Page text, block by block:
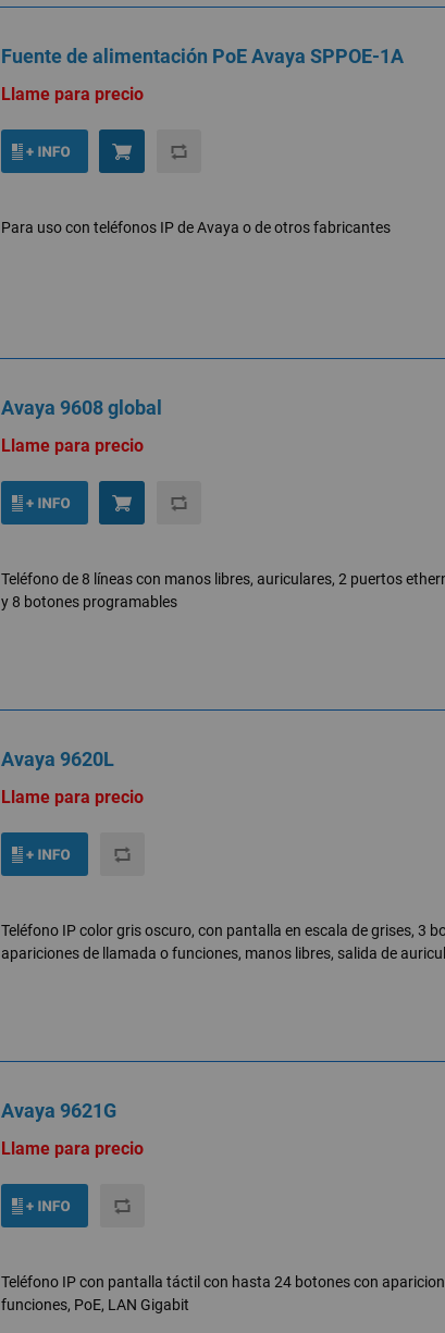
Fuente de alimentación PoE Avaya SPPOE-1A
Llame para precio
Para uso con teléfonos IP de Avaya o de otros fabricantes
Avaya 9608 global
Llame para precio
Teléfono de 8 líneas con manos libres, auriculares, 2 puertos
y 8 botones programables
Avaya 9620L
Llame para precio
Teléfono IP color gris oscuro, con pantalla en escala de grises, 3
apariciones de llamada o funciones, manos libres, salida de
Avaya 9621G
Llame para precio
Teléfono IP con pantalla táctil con hasta 24 botones con
funciones, PoE, LAN Gigabit